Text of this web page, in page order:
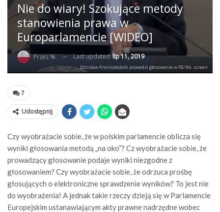
Nie do wiary! Szokujące metody
stanowienia prawa w
Europarlamencie [WIDEO]
Przez % Last updatedlip 11, 2019
Zdzisław Krasnodębski prowadzi głosowanie w PE/ fot. screen
7
Udostępnij
Czy wyobrażacie sobie, że w polskim parlamencie oblicza się
wyniki głosowania metodą „na oko”? Cz wyobrażacie sobie, że
prowadzący głosowanie podaje wyniki niezgodne z
głosowaniem? Czy wyobrażacie sobie, że odrzuca prośbę
głosujących o elektroniczne sprawdzenie wyników? To jest nie
do wyobrażenia! A jednak takie rzeczy dzieją się w Parlamencie
Europejskim ustanawiającym akty prawne nadrzędne wobec